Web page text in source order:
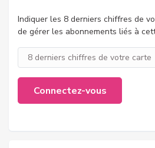
Indiquer les 8 derniers chiffres de
de gérer les abonnements liés à
Connectez-vous